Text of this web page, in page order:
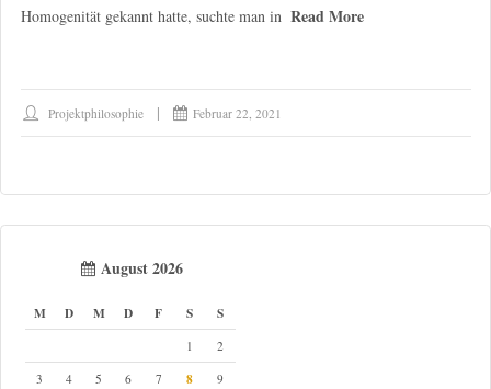
Homogenität gekannt hatte, suchte man in Read More
Projektphilosophie Februar 22, 2021
August 2026
M D M D F S S
1
2
3
4 5 6 7 8
9